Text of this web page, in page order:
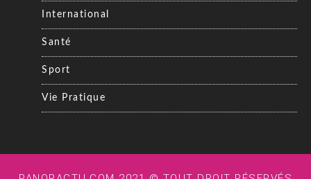
International
Santé
Sport
Vie Pratique